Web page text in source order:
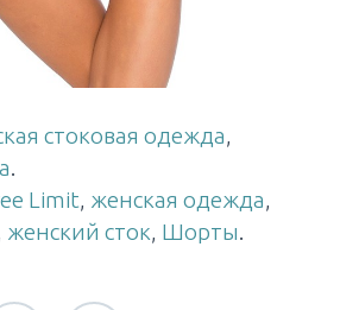
стоковая одежда,
.
Limit, женская одежда,
женский сток, Шорты.